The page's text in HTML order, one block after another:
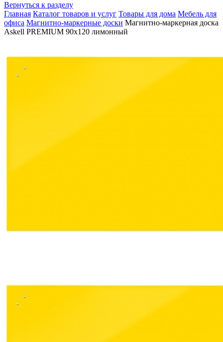
Вернуться к разделу
Главная Каталог товаров и услуг Товары для дома Мебель для
офиса Магнитно-маркерные доски Магнитно-маркерная доска
Askell PREMIUM 90х120 лимонный